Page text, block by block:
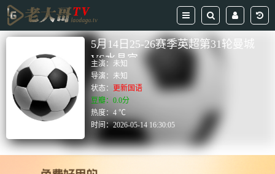
5月14日25-26赛季英超第31轮曼城
VS水晶宫
主演： 未知
导演：未知
状态： 更新国语
豆瓣：0.0分
热度：4 ℃
时间：2026-05-14 16:30:05